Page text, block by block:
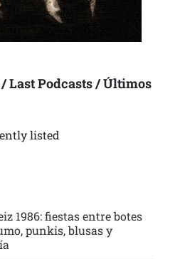
Last Podcasts / Últimos
listed
1986: fiestas entre botes
punkis, blusas y